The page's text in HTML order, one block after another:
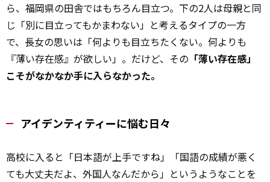
ら、福岡県の田舎ではもちろん目立つ。下の2人は母親と同
じ「別に目立ってもかまわない」と考えるタイプの一方
で、長女の思いは「何よりも目立ちたくない。何よりも
『薄い存在感』が欲しい」。だけど、その 「薄い存在感」
こそがなかなか手に入らなかった。
アイデンティティーに悩む日々
高校に入ると「日本語が上手ですね」「国語の成績が悪く
ても大丈夫だよ、外国人なんだから」というようなことを